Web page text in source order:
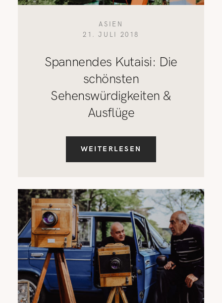
ASIEN
21. JULI 2018
Spannendes Kutaisi: Die
schönsten
Sehenswürdigkeiten &
Ausflüge
WEITERLESEN